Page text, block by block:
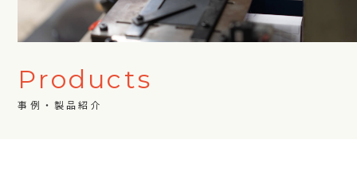
Products
事例・製品紹介